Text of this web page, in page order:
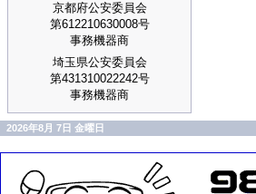
京都府公安委員会
第612210630008号
事務機器商
埼玉県公安委員会
第431310022242号
事務機器商
2026年8月 7日 金曜日